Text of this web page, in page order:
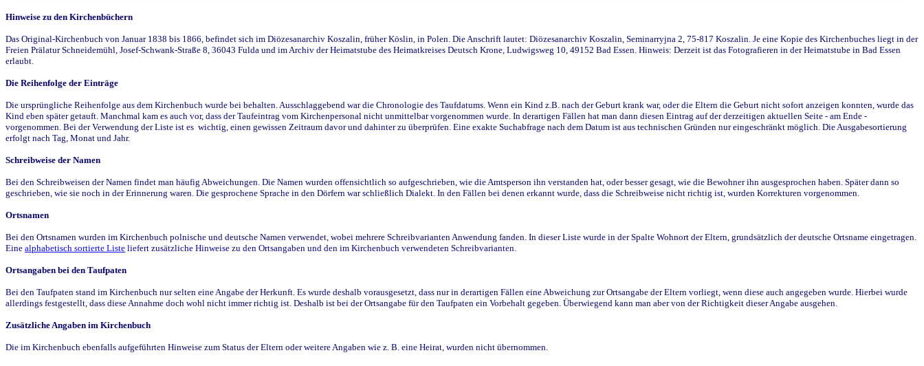
Hinweise zu den Kirchenbüchern
Das Original-Kirchenbuch von Januar 1838 bis 1866, befindet sich im Diözesanarchiv Koszalin, früher Köslin, in Polen. Die Anschrift lautet: Diözesanarchiv Koszalin, Seminarryjna 2, 75-817 Koszalin. Je eine Kopie des Kirchenbuches liegt in der
Freien Prälatur Schneidemühl, Josef-Schwank-Straße 8, 36043 Fulda und im Archiv der Heimatstube des Heimatkreises Deutsch Krone, Ludwigsweg 10, 49152 Bad Essen. Hinweis: Derzeit ist das Fotografieren in der Heimatstube in Bad Essen
erlaubt.
Die Reihenfolge der Einträge
Die ursprüngliche Reihenfolge aus dem Kirchenbuch wurde bei behalten. Ausschlaggebend war die Chronologie des Taufdatums. Wenn ein Kind z.B. nach der Geburt krank war, oder die Eltern die Geburt nicht sofort anzeigen konnten, wurde das
Kind eben später getauft. Manchmal kam es auch vor, dass der Taufeintrag vom Kirchenpersonal nicht unmittelbar vorgenommen wurde. In derartigen Fällen hat man dann diesen Eintrag auf der derzeitigen aktuellen Seite - am Ende -
vorgenommen. Bei der Verwendung der Liste ist es wichtig, einen gewissen Zeitraum davor und dahinter zu überprüfen. Eine exakte Suchabfrage nach dem Datum ist aus technischen Gründen nur eingeschränkt möglich. Die Ausgabesortierung
erfolgt nach Tag, Monat und Jahr.
Schreibweise der Namen
Bei den Schreibweisen der Namen findet man häufig Abweichungen. Die Namen wurden offensichtlich so aufgeschrieben, wie die Amtsperson ihn verstanden hat, oder besser gesagt, wie die Bewohner ihn ausgesprochen haben. Später dann so
geschrieben, wie sie noch in der Erinnerung waren. Die gesprochene Sprache in den Dörfern war schließlich Dialekt. In den Fällen bei denen erkannt wurde, dass die Schreibweise nicht richtig ist, wurden Korrekturen vorgenommen.
Ortsnamen
Bei den Ortsnamen wurden im Kirchenbuch polnische und deutsche Namen verwendet, wobei mehrere Schreibvarianten Anwendung fanden. In dieser Liste wurde in der Spalte Wohnort der Eltern, grundsätzlich der deutsche Ortsname eingetragen.
Eine alphabetisch sortierte Liste liefert zusätzliche Hinweise zu den Ortsangaben und den im Kirchenbuch verwendeten Schreibvarianten.
Ortsangaben bei den Taufpaten
Bei den Taufpaten stand im Kirchenbuch nur selten eine Angabe der Herkunft. Es wurde deshalb vorausgesetzt, dass nur in derartigen Fällen eine Abweichung zur Ortsangabe der Eltern vorliegt, wenn diese auch angegeben wurde. Hierbei wurde
allerdings festgestellt, dass diese Annahme doch wohl nicht immer richtig ist. Deshalb ist bei der Ortsangabe für den Taufpaten ein Vorbehalt gegeben. Überwiegend kann man aber von der Richtigkeit dieser Angabe ausgehen.
Zusätzliche Angaben im Kirchenbuch
Die im Kirchenbuch ebenfalls aufgeführten Hinweise zum Status der Eltern oder weitere Angaben wie z. B. eine Heirat, wurden nicht übernommen.